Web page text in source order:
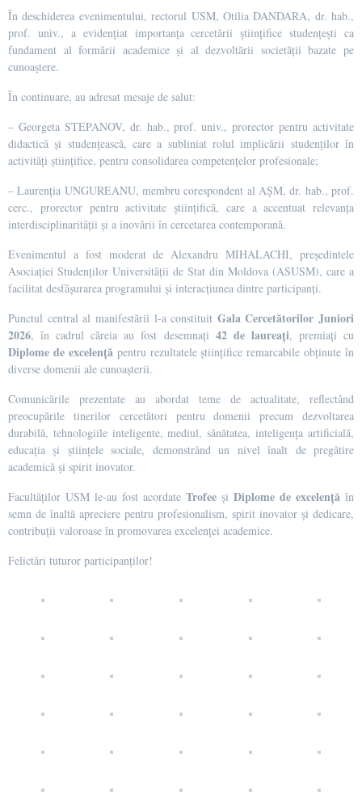
În deschiderea evenimentului, rectorul USM, Otilia DANDARA, dr. hab.,
prof. univ., a evidențiat importanța cercetării științifice studențești ca
fundament al formării academice și al dezvoltării societății bazate pe
cunoaștere.
În continuare, au adresat mesaje de salut:
– Georgeta STEPANOV, dr. hab., prof. univ., prorector pentru activitate
didactică și studențească, care a subliniat rolul implicării studenților în
activități științifice, pentru consolidarea competențelor profesionale;
– Laurenția UNGUREANU, membru corespondent al AȘM, dr. hab., prof.
cerc., prorector pentru activitate științifică, care a accentuat relevanța
interdisciplinarității și a inovării în cercetarea contemporană.
Evenimentul a fost moderat de Alexandru MIHALACHI, președintele
Asociației Studenților Universității de Stat din Moldova (ASUSM), care a
facilitat desfășurarea programului și interacțiunea dintre participanți.
Punctul central al manifestării l-a constituit Gala Cercetătorilor Juniori
2026, în cadrul căreia au fost desemnați 42 de laureați, premiați cu
Diplome de excelențăpentru rezultatele științifice remarcabile obținute în
diverse domenii ale cunoașterii.
Comunicările prezentate au abordat teme de actualitate, reflectând
preocupările tinerilor cercetători pentru domenii precum dezvoltarea
durabilă, tehnologiile inteligente, mediul, sănătatea, inteligența artificială,
educația și științele sociale, demonstrând un nivel înalt de pregătire
academică și spirit inovator.
Facultăților USM le-au fost acordate Trofee și Diplome de excelență în
semn de înaltă apreciere pentru profesionalism, spirit inovator și dedicare,
contribuții valoroase în promovarea excelenței academice.
Felictări tuturor participanților!